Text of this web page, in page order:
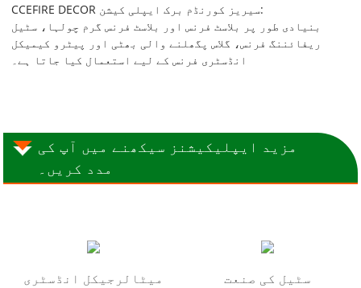
CCEFIRE DECOR سیریز کورنڈم برک ایپلی کیشن:
بنیادی طور پر بلاسٹ فرنس اور بلاسٹ فرنس گرم چولہا، سٹیل
ریفائننگ فرنس، گلاس پگھلنے والی بھٹی اور پیٹرو کیمیکل
انڈسٹری فرنس کے لیے استعمال کیا جاتا ہے۔
مزید ایپلیکیشنز سیکھنے میں آپ کی
مدد کریں۔
میٹالرجیکل انڈسٹری سٹیل کی صنعت